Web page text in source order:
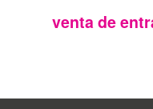
FMC
venta de